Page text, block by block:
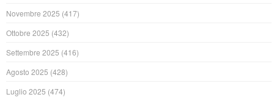
Novembre 2025 (417)
Ottobre 2025 (432)
Settembre 2025 (416)
Agosto 2025 (428)
Luglio 2025 (474)